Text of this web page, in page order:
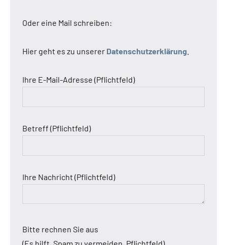
Oder eine Mail schreiben:
Hier geht es zu unserer Datenschutzerklärung
Ihre E-Mail-Adresse (Pflichtfeld)
Betreff (Pflichtfeld)
Ihre Nachricht (Pflichtfeld)
Bitte rechnen Sie aus